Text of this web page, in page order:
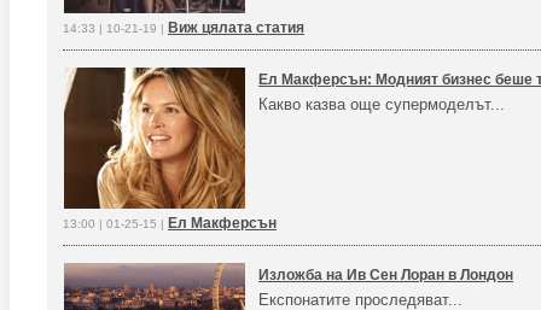
14:33 | 10-21-19 | Виж цялата статия
Ел Макферсън: Модният бизнес беше
Какво казва още супермоделът...
13:00 | 01-25-15 | Ел Макферсън
Изложба на Ив Сен Лоран в Лондон
Експонатите проследяват...